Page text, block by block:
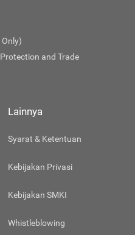
and Trade
Lainnya
Syarat & Ketentuan
Kebijakan Privasi
Kebijakan SMKI
Whistleblowing